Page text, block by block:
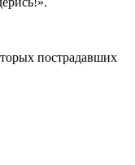
пострадавших